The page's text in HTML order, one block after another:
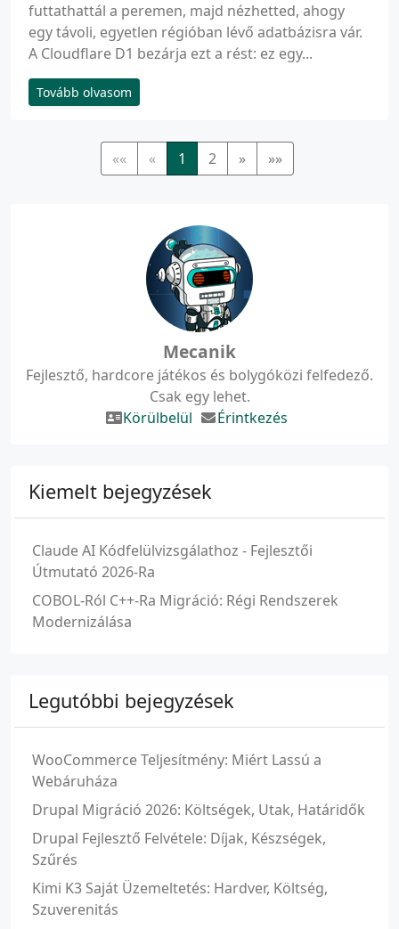
futtathattál a peremen, majd nézhetted, ahogy
egy távoli, egyetlen régióban lévő adatbázisra vár.
A Cloudflare D1 bezárja ezt a rést: ez egy...
Tovább olvasom
«« « 1 2 » »»
Mecanik
Fejlesztő, hardcore játékos és bolygóközi felfedező.
Csak egy lehet.
Körülbelül
Érintkezés
Kiemelt bejegyzések
Claude AI Kódfelülvizsgálathoz - Fejlesztői
Útmutató 2026-Ra
COBOL-Ról C++-Ra Migráció: Régi Rendszerek
Modernizálása
Legutóbbi bejegyzések
WooCommerce Teljesítmény: Miért Lassú a
Webáruháza
Drupal Migráció 2026: Költségek, Utak, Határidők
Drupal Fejlesztő Felvétele: Díjak, Készségek,
Szűrés
Kimi K3 Saját Üzemeltetés: Hardver, Költség,
Szuverenitás